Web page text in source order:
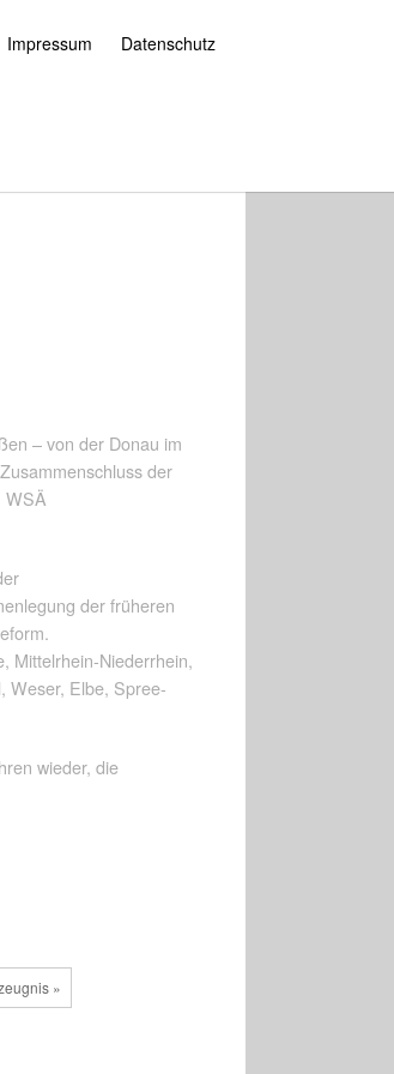
Impressum Datenschutz
– von der Donau im
der
WSÄ
der früheren
Mittelrhein-Niederrhein,
Weser, Elbe, Spree-
wieder, die
»